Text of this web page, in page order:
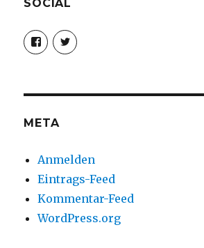
SOCIAL
Profil
von
christoph.fleischer1
anzeigen
Profil
von
anzeigen
META
Anmelden
Eintrags-Feed
Kommentar-Feed
WordPress.org